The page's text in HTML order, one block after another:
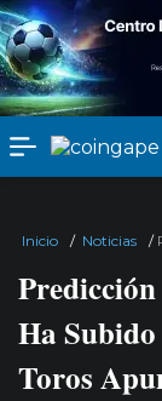
Inicio / Noticias /
Ha
Toros